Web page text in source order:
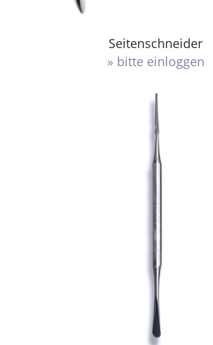
Seitenschneider
» bitte einloggen